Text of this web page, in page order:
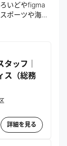
いどやfigma
ポーツや海外
など新しい手
ンテンツの価
ッフ｜
ス（総務
詳細を見る